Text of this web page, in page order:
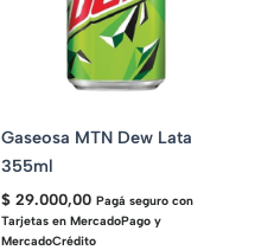
Gaseosa MTN Dew Lata
355ml
$ 29.000,00 Pagá seguro con
Tarjetas en MercadoPago y
MercadoCrédito